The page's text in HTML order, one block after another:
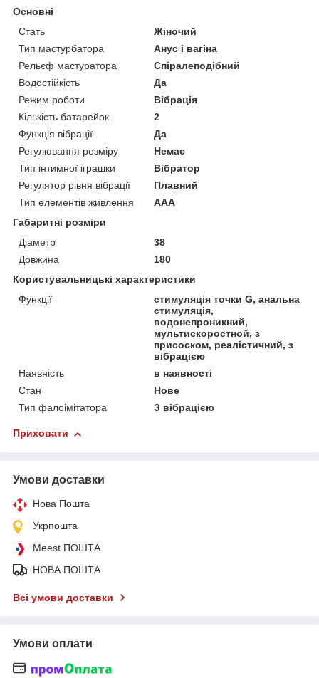
Основні
Стать
Жіночий
Тип мастурбатора
Анус і вагіна
Рельєф мастуратора
Спіралеподібний
Водостійкість
Да
Режим роботи
Вібрація
Кількість батарейок
2
Функція вібрації
Да
Регулювання розміру
Немає
Тип інтимної іграшки
Вібратор
Регулятор рівня вібрації
Плавний
Тип елементів живлення
AAA
Габаритні розміри
Діаметр
38
Довжина
180
Користувальницькі характеристики
Функції
стимуляція точки G, анальна
стимуляція,
водонепроникний,
мультискоростной, з
присоском, реалістичний, з
вібрацією
Наявність
в наявності
Стан
Нове
Тип фалоімітатора
З вібрацією
Приховати
Умови доставки
Нова Пошта
Укрпошта
Meest ПОШТА
НОВА ПОШТА
Всі умови доставки
Умови оплати